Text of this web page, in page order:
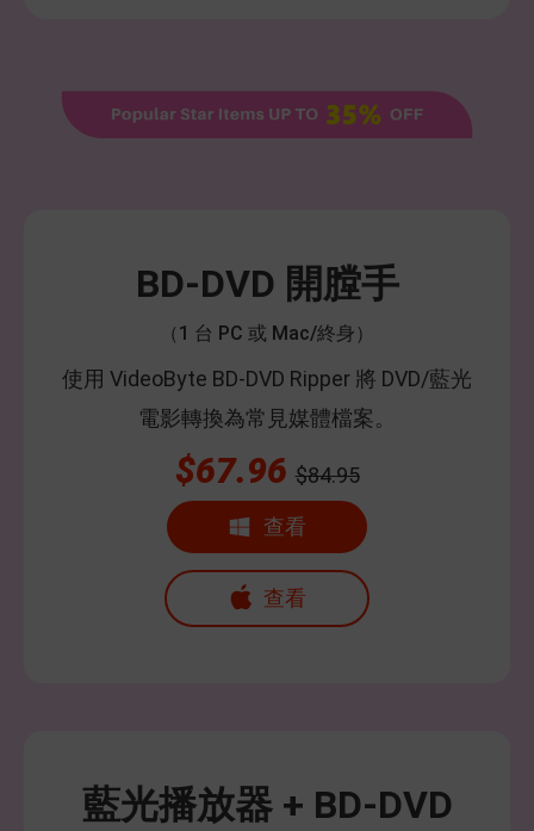
BD-DVD 開膛手
（1 台 PC 或 Mac/終身）
使用 VideoByte BD-DVD Ripper 將 DVD/藍光
電影轉換為常見媒體檔案。
$67.96$84.95
查看
查看
藍光播放器 + BD-DVD